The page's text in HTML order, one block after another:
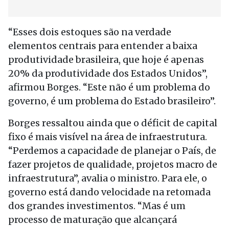
“Esses dois estoques são na verdade
elementos centrais para entender a baixa
produtividade brasileira, que hoje é apenas
20% da produtividade dos Estados Unidos”,
afirmou Borges. “Este não é um problema do
governo, é um problema do Estado brasileiro”.
Borges ressaltou ainda que o déficit de capital
fixo é mais visível na área de infraestrutura.
“Perdemos a capacidade de planejar o País, de
fazer projetos de qualidade, projetos macro de
infraestrutura”, avalia o ministro. Para ele, o
governo está dando velocidade na retomada
dos grandes investimentos. “Mas é um
processo de maturação que alcançará